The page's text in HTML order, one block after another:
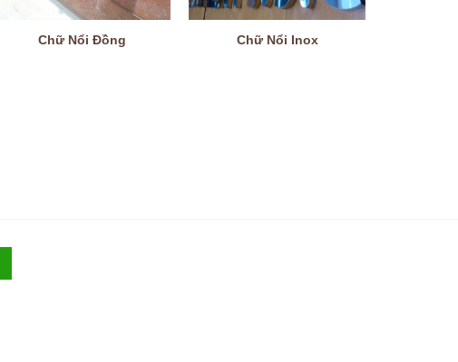
Chữ Nổi Đồng Chữ Nổi Inox